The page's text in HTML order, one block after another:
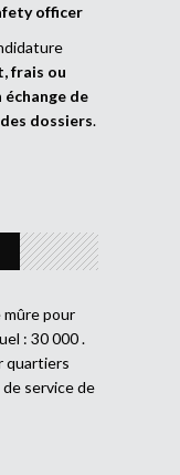
officer
frais ou
de
dossiers.
mûre pour
: 30 000 .
quartiers
service de